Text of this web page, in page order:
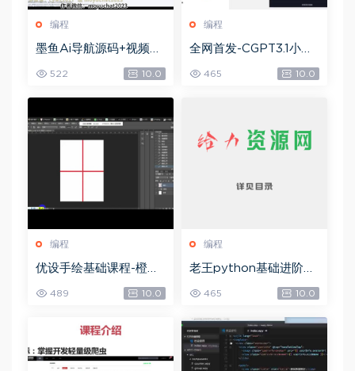
编程
墨鱼Ai导航源码+视频教
程，网盘下载(85.40M)
522 10.0
编程
全网首发-CGPT3.1小程
序部署搭建，网盘下载(1
8.74M)
465 10.0
编程
优设手绘基础课程-橙子
老师AI插画，网盘下载
(9.78G)
489 10.0
编程
老王python基础进阶项
目，网盘下载(3.99G)
465 10.0